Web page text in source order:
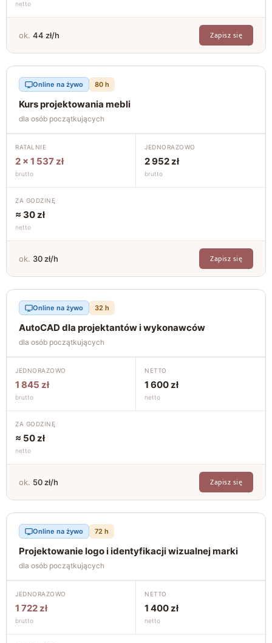
netto
ok. 44 zł/h Zapisz się
Online na żywo 80 h
Kurs projektowania mebli
dla osób początkujących
RATALNIE
2 × 1 537 zł
brutto
JEDNORAZOWO
2 952 zł
brutto
ZA GODZINĘ
≈ 30 zł
netto
ok. 30 zł/h Zapisz się
Online na żywo 32 h
AutoCAD dla projektantów i wykonawców
dla osób początkujących
JEDNORAZOWO
1 845 zł
brutto
NETTO
1 600 zł
netto
ZA GODZINĘ
≈ 50 zł
netto
ok. 50 zł/h Zapisz się
Online na żywo 72 h
Projektowanie logo i identyfikacji wizualnej marki
dla osób początkujących
JEDNORAZOWO
1 722 zł
brutto
NETTO
1 400 zł
netto